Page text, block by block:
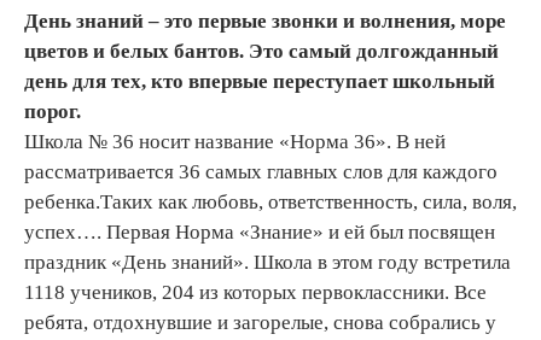
День знаний – это первые звонки и волнения, море
цветов и белых бантов. Это самый долгожданный
день для тех, кто впервые переступает школьный
порог.
Школа № 36 носит название «Норма 36». В ней
рассматривается 36 самых главных слов для каждого
ребенка.Таких как любовь, ответственность, сила, воля,
успех…. Первая Норма «Знание» и ей был посвящен
праздник «День знаний». Школа в этом году встретила
1118 учеников, 204 из которых первоклассники. Все
ребята, отдохнувшие и загорелые, снова собрались у